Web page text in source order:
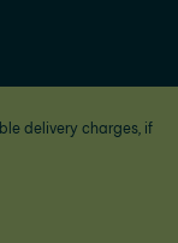
delivery charges, if